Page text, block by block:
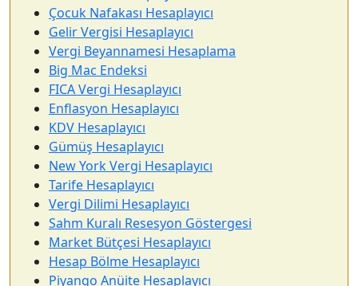
Çocuk Nafakası Hesaplayıcı
Gelir Vergisi Hesaplayıcı
Vergi Beyannamesi Hesaplama
Big Mac Endeksi
FICA Vergi Hesaplayıcı
Enflasyon Hesaplayıcı
KDV Hesaplayıcı
Gümüş Hesaplayıcı
New York Vergi Hesaplayıcı
Tarife Hesaplayıcı
Vergi Dilimi Hesaplayıcı
Sahm Kuralı Resesyon Göstergesi
Market Bütçesi Hesaplayıcı
Hesap Bölme Hesaplayıcı
Piyango Anüite Hesaplayıcı